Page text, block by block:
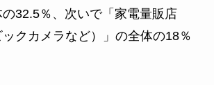
32.5％、次いで「家電量販店
ックカメラなど）」の全体の18％